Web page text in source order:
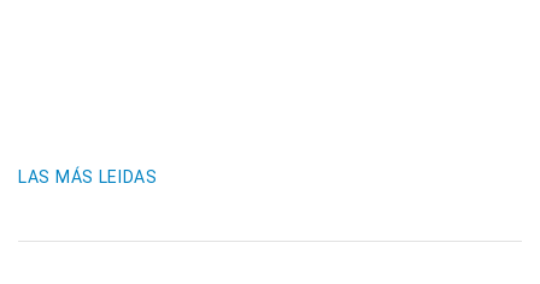
LAS MÁS LEIDAS